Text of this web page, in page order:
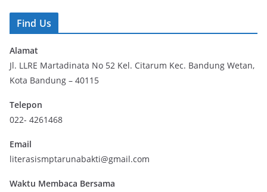
r
Find Us
Alamat
Jl. LLRE Martadinata No 52 Kel. Citarum Kec. Bandung Wetan,
Kota Bandung – 40115
Telepon
022- 4261468
Email
literasismptarunabakti@gmail.com
Waktu Membaca Bersama